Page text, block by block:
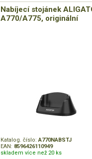
Nabíjecí stojánek
A770/A775, originální
Katalog. číslo:A770NABSTJ
EAN: 8596426110949
skladem více než 20 ks